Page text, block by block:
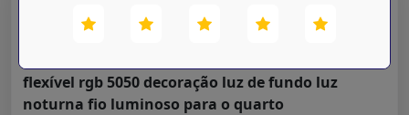
flexível rgb 5050 decoração luz de fundo luz
noturna fio luminoso para o quarto